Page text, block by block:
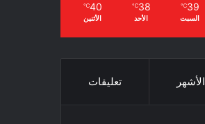
39
℃
السبت
38
℃
الأحد
40
℃
الأثنين
الأشهر تعليقات